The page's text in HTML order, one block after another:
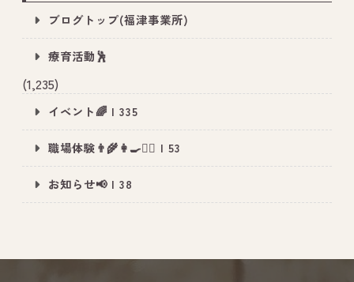
All Peace｜オールピース
Instagram 事業所紹介動画
CEO BLOG
ブログトップ(福津事業所)
療育活動🕺
(1,235)
イベント🌈 | 335
職場体験👨‍🌾👩‍🍳👮‍♂️ | 53
お知らせ📢 | 38